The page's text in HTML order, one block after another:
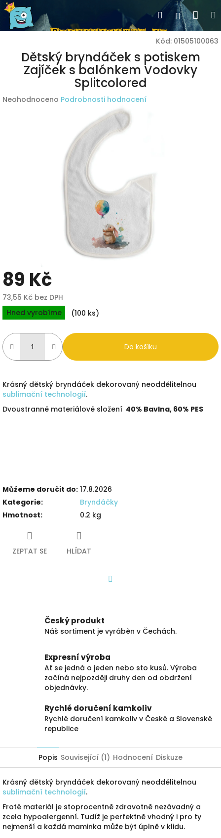
Přejít
na
obsah
Hledat
Kód: 01505100063
Dětský bryndáček s potiskem
Zajíček s balónkem Vodovky
Splitcolored
Průměrné
Neohodnoceno Podrobnosti hodnocení
89 Kč
73,55 Kč bez DPH
Měrná
cena:
Hned vyrobíme (100 ks)
Do košíku
Krásný dětský bryndáček dekorovaný neoddělitelnou
sublimační technologií.
Dvoustranné materiálové složení 40% Bavlna, 60% PES
Můžeme doručit do: 17.8.2026
Kategorie:
Bryndáčky
Hmotnost: 0.2 kg
ZEPTAT SE HLÍDAT
Český produkt
Náš sortiment je vyráběn v Čechách.
Expresní výroba
Ať se jedná o jeden nebo sto kusů. Výroba
začíná nejpozději druhy den od obdržení
objednávky.
Rychlé doručení kamkoliv
Rychlé doručení kamkoliv v České a Slovenské
republice
Popis Související (1) Hodnocení Diskuze
Krásný dětský bryndáček dekorovaný neoddělitelnou
sublimační technologií.
Froté materiál je stoprocentně zdravotně nezávadný a
zcela hypoalergenní. Tudíž je perfektně vhodný i pro ty
nejmenší a každá maminka může být úplně v klidu.